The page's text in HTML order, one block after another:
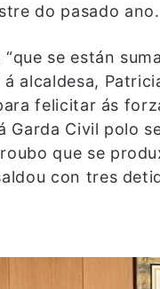
do pasado ano.
se están
alcaldesa,
felicitar ás
Garda Civil polo
que se
con tres